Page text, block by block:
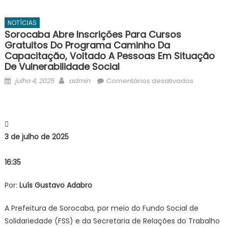
NOTÍCIAS
Sorocaba Abre Inscrições Para Cursos
Gratuitos Do Programa Caminho Da
Capacitação, Voltado A Pessoas Em Situação
De Vulnerabilidade Social
Posted
julho 4, 2025 Author
admin Comentários desativadosem
voltado
3 de julho de 2025
16:35
Por: Luís Gustavo Adabro
A Prefeitura de Sorocaba, por meio do Fundo Social de
Solidariedade (FSS) e da Secretaria de Relações do Trabalho